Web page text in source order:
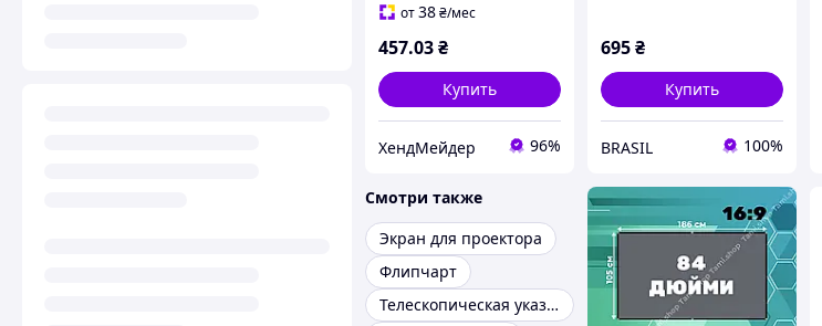
от38₴/мес
457.03₴
Купить
ХендМейдер 96%
695₴
Купить
BRASIL 100%
Смотри также
Экран для проектора
Флипчарт
Телескопическая указка